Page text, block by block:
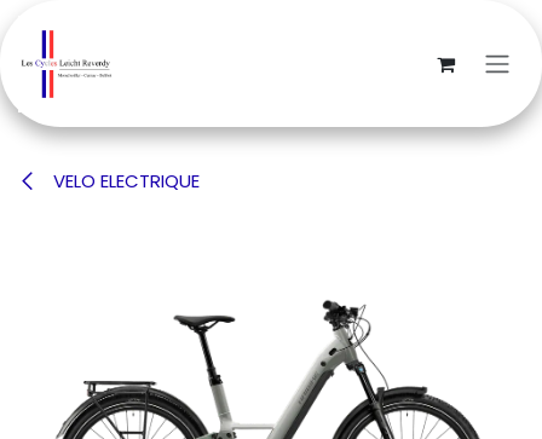
VELO ELECTRIQUE